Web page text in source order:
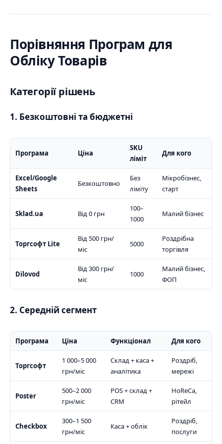
Порівняння Програм для
Обліку Товарів
Категорії рішень
1. Безкоштовні та бюджетні
Програма Ціна
SKU
ліміт
Для кого
Excel/Google
Sheets
Безкоштовно
Без
ліміту
Мікробізнес,
старт
Sklad.ua Від 0 грн
100–
1000
Малий бізнес
Торгсофт Lite
Від 500 грн/
міс
5000
Роздрібна
торгівля
Dilovod
Від 300 грн/
міс
1000
Малий бізнес,
ФОП
2. Середній сегмент
Програма Ціна Функціонал Для кого
Торгсофт
1 000–5 000
грн/міс
Склад + каса +
аналітика
Роздріб,
мережі
Poster
500–2 000
грн/міс
POS + склад +
CRM
HoReCa,
рітейл
Checkbox
300–1 500
грн/міс
Каса + облік
Роздріб,
послуги